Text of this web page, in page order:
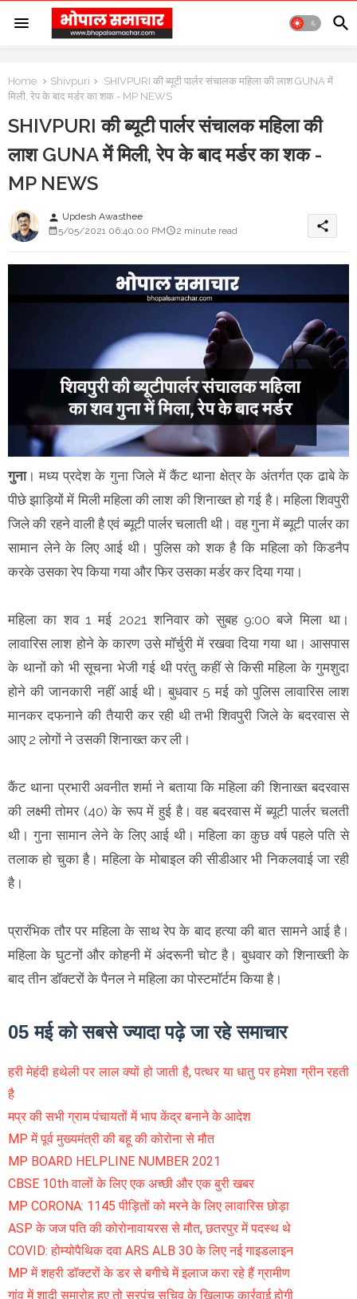
Home Shivpuri
SHIVPURI की ब्यूटी पार्लर संचालक महिला की लाश GUNA में
मिली, रेप के बाद मर्डर का शक - MP NEWS
SHIVPURI की ब्यूटी पार्लर संचालक महिला की
लाश GUNA में मिली, रेप के बाद मर्डर का शक -
MP NEWS
person Updesh Awasthee
5/05/2021 06:40:00 PM
2 minute read share
गुना। मध्य प्रदेश के गुना जिले में कैंट थाना क्षेत्र के अंतर्गत एक ढाबे के
पीछे झाड़ियों में मिली महिला की लाश की शिनाख्त हो गई है। महिला शिवपुरी
जिले की रहने वाली है एवं ब्यूटी पार्लर चलाती थी। वह गुना में ब्यूटी पार्लर का
सामान लेने के लिए आई थी। पुलिस को शक है कि महिला को किडनैप
करके उसका रेप किया गया और फिर उसका मर्डर कर दिया गया।
महिला का शव 1 मई 2021 शनिवार को सुबह 9:00 बजे मिला था।
लावारिस लाश होने के कारण उसे मॉर्चुरी में रखवा दिया गया था। आसपास
के थानों को भी सूचना भेजी गई थी परंतु कहीं से किसी महिला के गुमशुदा
होने की जानकारी नहीं आई थी। बुधवार 5 मई को पुलिस लावारिस लाश
मानकर दफनाने की तैयारी कर रही थी तभी शिवपुरी जिले के बदरवास से
आए 2 लोगों ने उसकी शिनाख्त कर ली।
कैंट थाना प्रभारी अवनीत शर्मा ने बताया कि महिला की शिनाख्त बदरवास
की लक्ष्मी तोमर (40) के रूप में हुई है। वह बदरवास में ब्यूटी पार्लर चलती
थी। गुना सामान लेने के लिए आई थी। महिला का कुछ वर्ष पहले पति से
तलाक हो चुका है। महिला के मोबाइल की सीडीआर भी निकलवाई जा रही
है।
प्रारंभिक तौर पर महिला के साथ रेप के बाद हत्या की बात सामने आई है।
महिला के घुटनों और कोहनी में अंदरूनी चोट है। बुधवार को शिनाख्ती के
बाद तीन डॉक्टरों के पैनल ने महिला का पोस्टमाॅर्टम किया है।
05 मई को सबसे ज्यादा पढ़े जा रहे समाचार
हरी मेहंदी हथेली पर लाल क्यों हो जाती है, पत्थर या धातु पर हमेशा ग्रीन रहती
है
मप्र की सभी ग्राम पंचायतों में भाप केंद्र बनाने के आदेश
MP में पूर्व मुख्यमंत्री की बहू की कोरोना से मौत
MP BOARD HELPLINE NUMBER 2021
CBSE 10th वालों के लिए एक अच्छी और एक बुरी खबर
MP CORONA: 1145 पीड़ितों को मरने के लिए लावारिस छोड़ा
ASP के जज पति की कोरोनावायरस से मौत, छतरपुर में पदस्थ थे
COVID: होम्योपैथिक दवा ARS ALB 30 के लिए नई गाइडलाइन
MP में शहरी डॉक्टरों के डर से बगीचे में इलाज करा रहे हैं ग्रामीण
गांव में शादी समारोह हुए तो सरपंच सचिव के खिलाफ कार्रवाई होगी